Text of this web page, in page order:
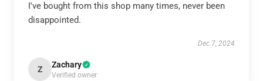
I've bought from this shop many times, never been
disappointed.
Dec 7, 2024
Z Zachary
Verified owner